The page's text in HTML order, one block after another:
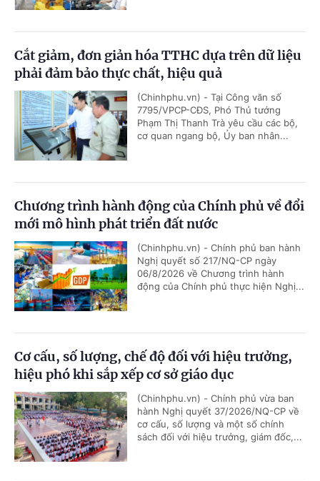
Cắt giảm, đơn giản hóa TTHC dựa trên dữ liệu
phải đảm bảo thực chất, hiệu quả
(Chinhphu.vn) - Tại Công văn số
7795/VPCP-CĐS, Phó Thủ tướng
Phạm Thị Thanh Trà yêu cầu các bộ,
cơ quan ngang bộ, Ủy ban nhân...
Chương trình hành động của Chính phủ về đổi
mới mô hình phát triển đất nước
(Chinhphu.vn) - Chính phủ ban hành
Nghị quyết số 217/NQ-CP ngày
06/8/2026 về Chương trình hành
động của Chính phủ thực hiện Nghị...
Cơ cấu, số lượng, chế độ đối với hiệu trưởng,
hiệu phó khi sắp xếp cơ sở giáo dục
(Chinhphu.vn) - Chính phủ vừa ban
hành Nghị quyết 37/2026/NQ-CP về
cơ cấu, số lượng và một số chính
sách đối với hiệu trưởng, giám đốc,...